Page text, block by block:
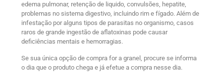
edema pulmonar, retenção de liquido, convulsões, hepatite,
problemas no sistema digestivo, incluindo rim e fígado. Além de
infestação por alguns tipos de parasitas no organismo, casos
raros de grande ingestão de aflatoxinas pode causar
deficiências mentais e hemorragias.
Se sua única opção de compra for a granel, procure se informa
o dia que o produto chega e já efetue a compra nesse dia.